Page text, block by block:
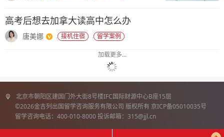
高考后想去加拿大读高中怎么办
唐美娜 接机住宿 留学案例
加载更多...
北京市朝阳区建国门外大街8号楼IFC国际财源中心B座15层
©2026金吉列出国留学咨询服务有限公司 版权所有 京ICP备05010035号
留学咨询电话：400-010-8000 投诉邮箱：315@jjl.cn